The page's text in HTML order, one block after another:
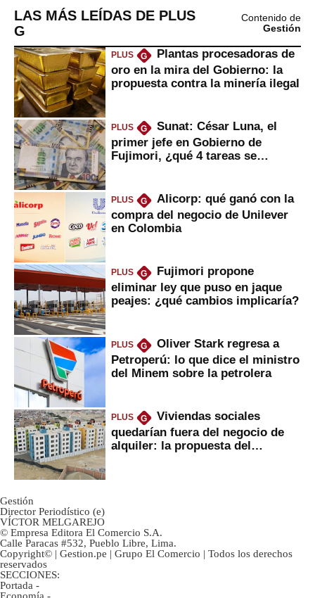
LAS MÁS LEÍDAS DE PLUS
G
Contenido de
Gestión
PLUS G
Plantas procesadoras de
oro en la mira del Gobierno: la
propuesta contra la minería ilegal
PLUS G
Sunat: César Luna, el
primer jefe en Gobierno de
Fujimori, ¿qué 4 tareas se
PLUS G
Alicorp: qué ganó con la
compra del negocio de Unilever
en Colombia
PLUS G
Fujimori propone
eliminar ley que puso en jaque
peajes: ¿qué cambios implicaría?
PLUS G
Oliver Stark regresa a
Petroperú: lo que dice el ministro
del Minem sobre la petrolera
PLUS G
Viviendas sociales
quedarían fuera del negocio de
alquiler: la propuesta del
Gestión
Director Periodístico (e)
VÍCTOR MELGAREJO
© Empresa Editora El Comercio S.A.
Calle Paracas #532, Pueblo Libre, Lima.
Copyright© | Gestion.pe | Grupo El Comercio | Todos los derechos
reservados
SECCIONES:
Portada -